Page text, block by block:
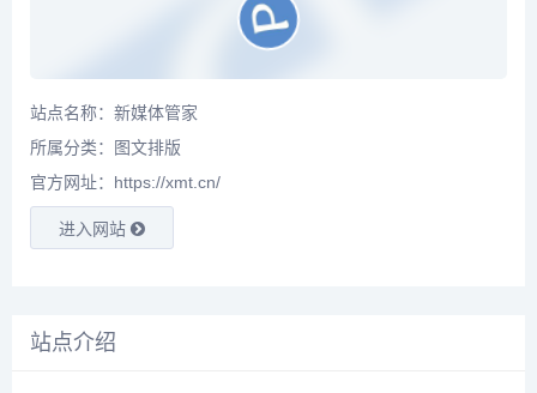
站点名称：新媒体管家
所属分类：
图文排版
官方网址：https://xmt.cn/
进入网站
站点介绍